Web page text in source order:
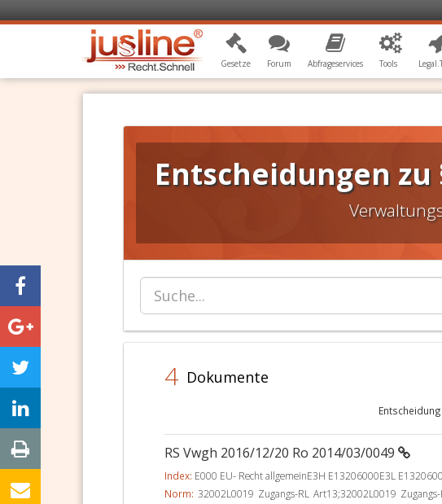
Gesetze Forum Abfrageservices Tools
Entscheidungen zu
4 Dokumente
RS Vwgh 2016/12/20 Ro 2014/03/0049
Index: E000 EU- Recht allgemeinE3H E13206000E3L
Norm: 32002L0019 Zugangs-RL Art13;32002L0019